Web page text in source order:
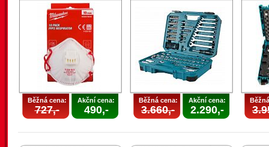
Běžná cena:
727,-
Akční cena:
490,-
Běžná cena:
3.660,-
Akční cena:
2.290,-